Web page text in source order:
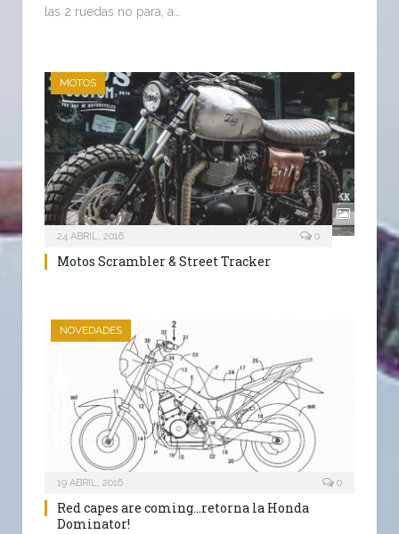
las 2 ruedas no para, a…
MOTOS
24 ABRIL, 2016 0
Motos Scrambler & Street Tracker
NOVEDADES
19 ABRIL, 2016 0
Red capes are coming…retorna la Honda
Dominator!